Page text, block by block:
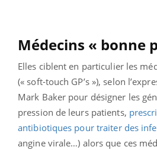
Médecins « bonne
Elles ciblent en particulier les
(« soft-touch GP’s »), selon
Mark Baker pour désigner les
pression de leurs patients,
antibiotiques pour traiter des
angine virale…) alors que ces